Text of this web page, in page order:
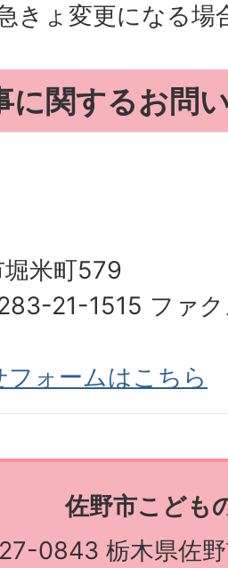
きょ変更になる場
に関するお問
米町579
21-1515 ファ
フォームはこちら
佐野市こども
0843 栃木県佐